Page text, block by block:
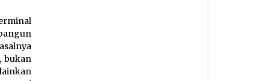
bukan